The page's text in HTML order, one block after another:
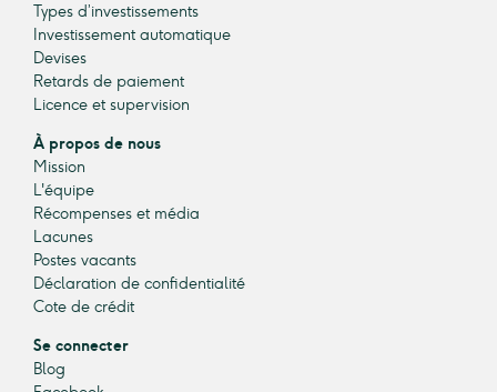
Types d’investissements
Investissement automatique
Devises
Retards de paiement
Licence et supervision
À propos de nous
Mission
L'équipe
Récompenses et média
Lacunes
Postes vacants
Déclaration de confidentialité
Cote de crédit
Se connecter
Blog